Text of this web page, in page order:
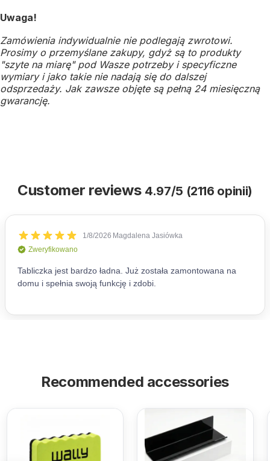
Uwaga!
Zamówienia indywidualnie nie podlegają zwrotowi.
Prosimy o przemyślane zakupy, gdyż są to produkty
"szyte na miarę" pod Wasze potrzeby i specyficzne
wymiary i jako takie nie nadają się do dalszej
odsprzedaży. Jak zawsze objęte są pełną 24 miesięczną
gwarancję.
Customer reviews 4.97/5 (2116 opinii)
Recommended accessories